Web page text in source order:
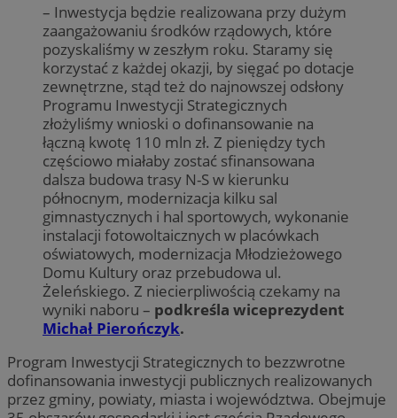
– Inwestycja będzie realizowana przy dużym
zaangażowaniu środków rządowych, które
pozyskaliśmy w zeszłym roku. Staramy się
korzystać z każdej okazji, by sięgać po dotacje
zewnętrzne, stąd też do najnowszej odsłony
Programu Inwestycji Strategicznych
złożyliśmy wnioski o dofinansowanie na
łączną kwotę 110 mln zł. Z pieniędzy tych
częściowo miałaby zostać sfinansowana
dalsza budowa trasy N-S w kierunku
północnym, modernizacja kilku sal
gimnastycznych i hal sportowych, wykonanie
instalacji fotowoltaicznych w placówkach
oświatowych, modernizacja Młodzieżowego
Domu Kultury oraz przebudowa ul.
Żeleńskiego. Z niecierpliwością czekamy na
wyniki naboru – podkreśla wiceprezydent
Michał Pierończyk.
Program Inwestycji Strategicznych to bezzwrotne
dofinansowania inwestycji publicznych realizowanych
przez gminy, powiaty, miasta i województwa. Obejmuje